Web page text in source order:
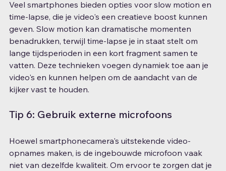
Veel smartphones bieden opties voor slow motion en
time-lapse, die je video's een creatieve boost kunnen
geven. Slow motion kan dramatische momenten
benadrukken, terwijl time-lapse je in staat stelt om
lange tijdsperioden in een kort fragment samen te
vatten. Deze technieken voegen dynamiek toe aan je
video's en kunnen helpen om de aandacht van de
kijker vast te houden.
Tip 6: Gebruik externe microfoons
Hoewel smartphonecamera's uitstekende video-
opnames maken, is de ingebouwde microfoon vaak
niet van dezelfde kwaliteit. Om ervoor te zorgen dat je